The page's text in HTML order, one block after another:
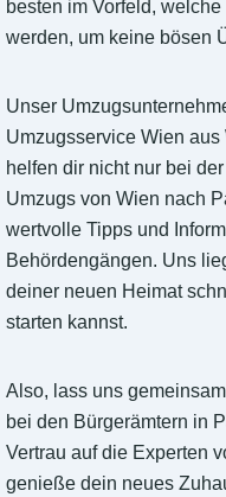
besten im Vorfeld,
werden, um keine bösen
Unser
Umzugsservice Wien
helfen dir nicht nur bei
Umzugs von Wien nach
wertvolle Tipps und
Behördengängen. Uns
deiner neuen Heimat
starten kannst.
Also, lass uns
bei den Bürgerämtern in
Vertrau auf die Experten
genieße dein neues